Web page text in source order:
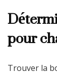
pour
Trouver la